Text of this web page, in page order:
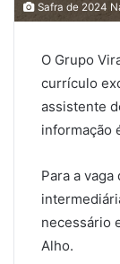
Safra de 2024
O Grupo
currículo
assistente
informação
Para a
necessário
Alho.